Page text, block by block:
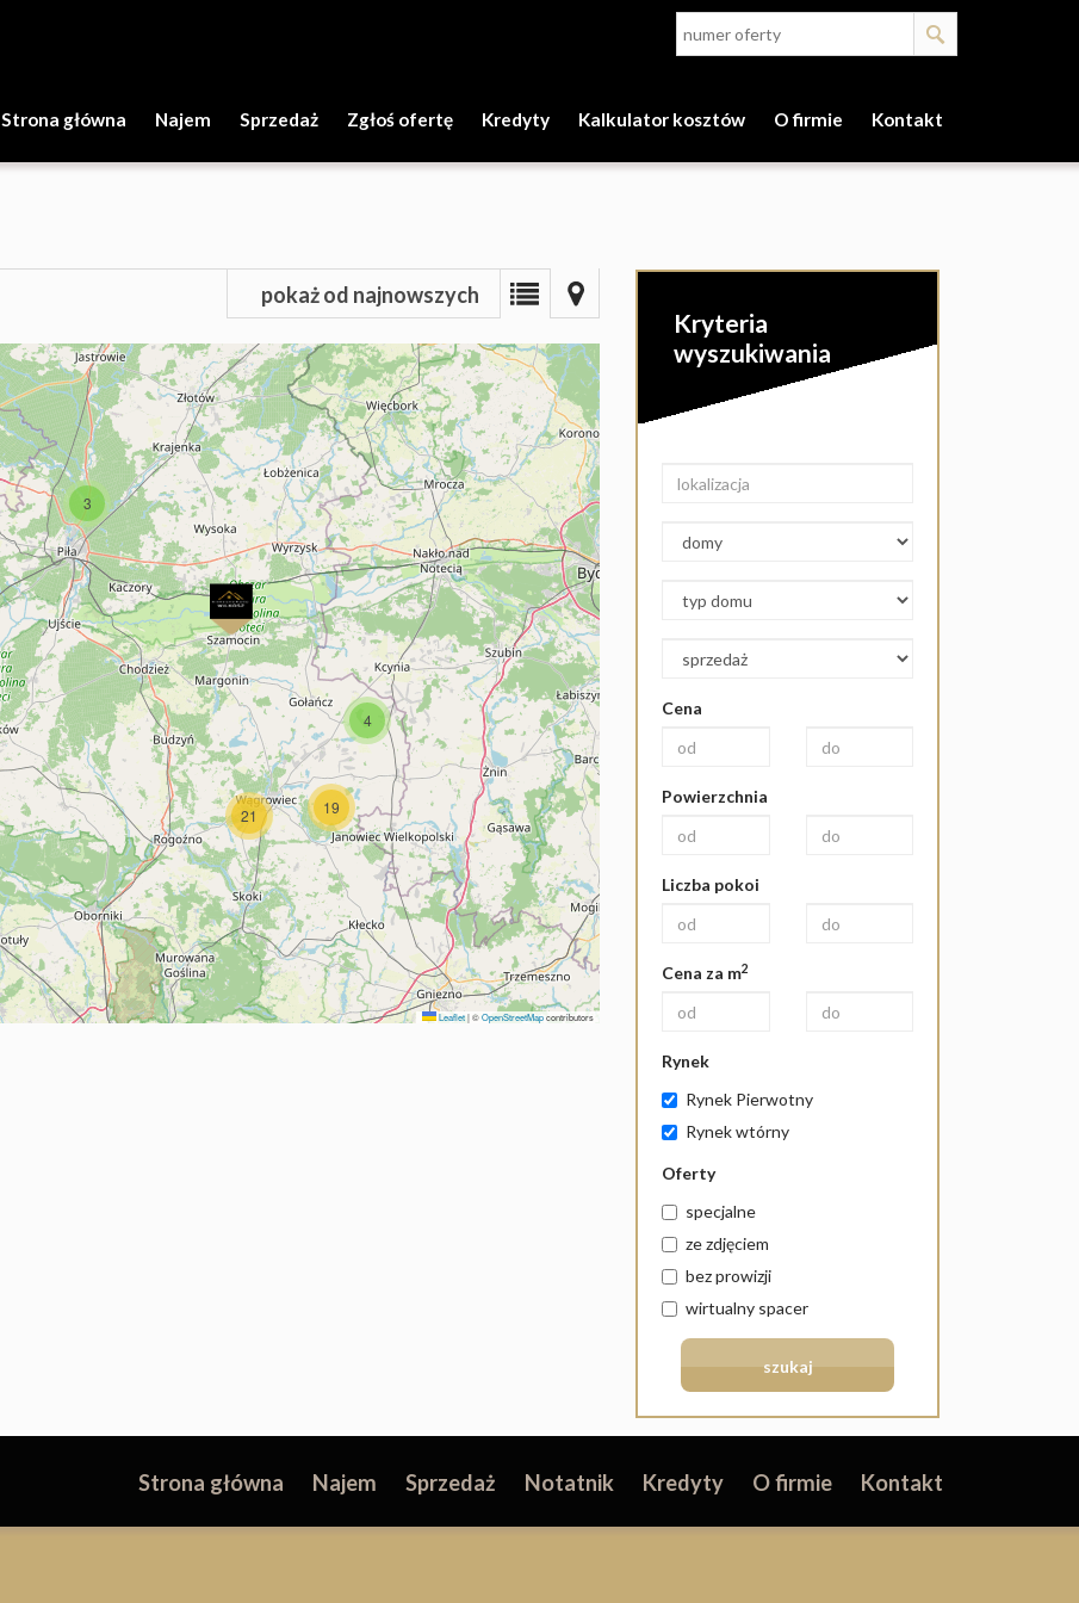
Strona główna Najem Sprzedaż Zgłoś ofertę Kredyty Kalkulator kosztów O firmie Kontakt
pokaż od najnowszych
3
21
4
19
Leaflet|©OpenStreetMapcontributors
Kryteria
wyszukiwania
Cena
Powierzchnia
Liczba pokoi
Cena za m2
Rynek
Rynek Pierwotny
Rynek wtórny
Oferty
specjalne
ze zdjęciem
bez prowizji
wirtualny spacer
Strona główna Najem Sprzedaż Notatnik Kredyty O firmie Kontakt